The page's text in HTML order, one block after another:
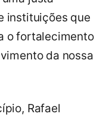
instituições que
o fortalecimento
da nossa
Rafael